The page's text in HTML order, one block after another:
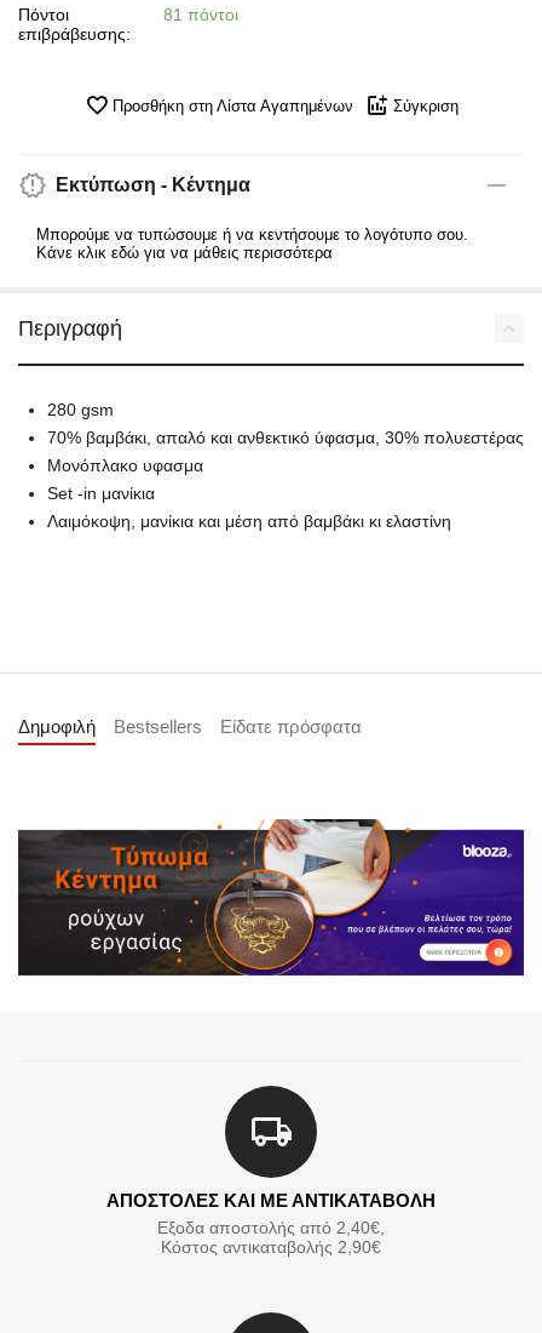
Πόντοι
επιβράβευσης:
81 πόντοι
Προσθήκη στη Λίστα Αγαπημένων Σύγκριση
Εκτύπωση - Κέντημα
Μπορούμε να τυπώσουμε ή να κεντήσουμε το λογότυπο σου.
Κάνε κλικ εδώ για να μάθεις περισσότερα
Περιγραφή
280 gsm
70% βαμβάκι, απαλό και ανθεκτικό ύφασμα, 30% πολυεστέρας
Μονόπλακο υφασμα
Set -in μανίκια
Λαιμόκοψη, μανίκια και μέση από βαμβάκι κι ελαστίνη
Δημοφιλή Bestsellers Είδατε πρόσφατα
ΑΠΟΣΤΟΛΕΣ ΚΑΙ ΜΕ ΑΝΤΙΚΑΤΑΒΟΛΗ
Εξοδα αποστολής από 2,40€,
Κόστος αντικαταβολής 2,90€